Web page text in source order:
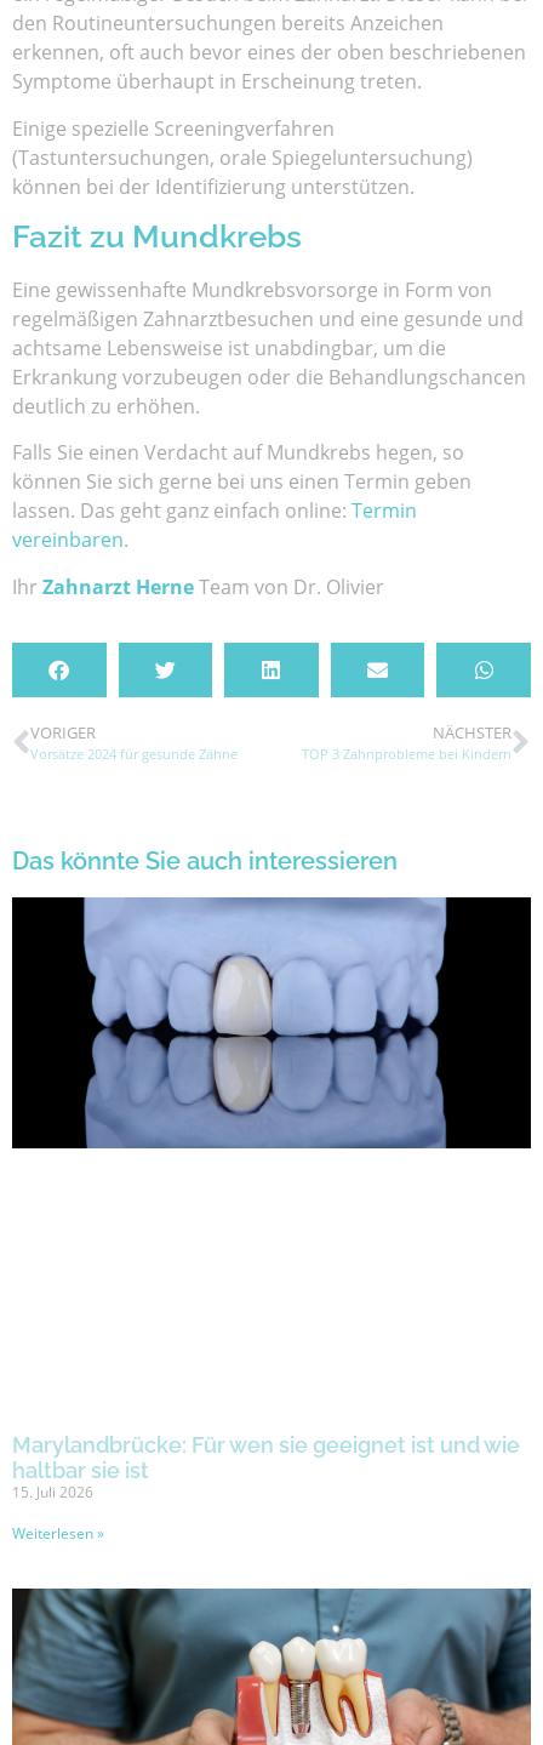
den Routineuntersuchungen bereits Anzeichen
erkennen, oft auch bevor eines der oben beschriebenen
Symptome überhaupt in Erscheinung treten.
Einige spezielle Screeningverfahren
(Tastuntersuchungen, orale Spiegeluntersuchung)
können bei der Identifizierung unterstützen.
Fazit zu Mundkrebs
Eine gewissenhafte Mundkrebsvorsorge in Form von
regelmäßigen Zahnarztbesuchen und eine gesunde und
achtsame Lebensweise ist unabdingbar, um die
Erkrankung vorzubeugen oder die Behandlungschancen
deutlich zu erhöhen.
Falls Sie einen Verdacht auf Mundkrebs hegen, so
können Sie sich gerne bei uns einen Termin geben
lassen. Das geht ganz einfach online: Termin
vereinbaren.
Ihr Zahnarzt HerneTeam von Dr. Olivier
VORIGER
Vorsätze 2024 für gesunde Zähne
NÄCHSTER
TOP 3 Zahnprobleme bei Kindern
Das könnte Sie auch interessieren
Marylandbrücke: Für wen sie geeignet ist und wie
haltbar sie ist
15. Juli 2026
Weiterlesen »